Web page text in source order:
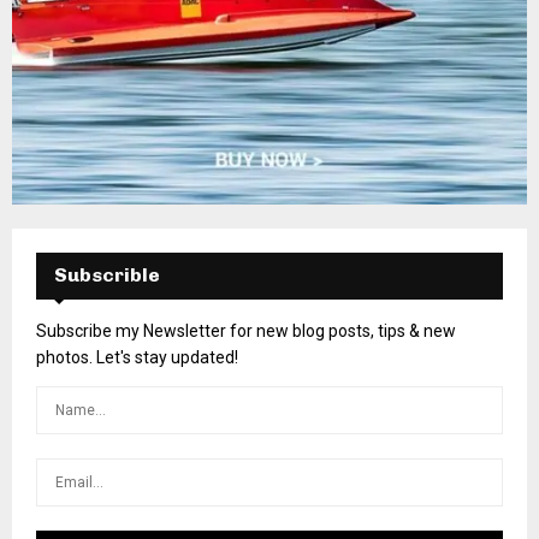
Subscrible
Subscribe my Newsletter for new blog posts, tips & new
photos. Let's stay updated!